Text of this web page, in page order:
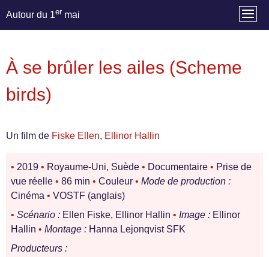
Autour du 1er mai
À se brûler les ailes (Scheme
birds)
Un film de Fiske Ellen, Ellinor Hallin
• 2019 • Royaume-Uni, Suède • Documentaire • Prise de
vue réelle • 86 min • Couleur • Mode de production :
Cinéma • VOSTF (anglais)
• Scénario : Ellen Fiske, Ellinor Hallin • Image : Ellinor
Hallin • Montage : Hanna Lejonqvist SFK
Producteurs :